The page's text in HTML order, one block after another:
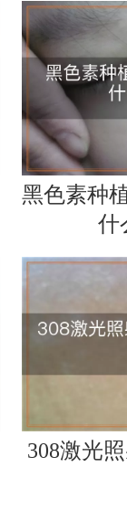
黑色素种
什
308激光